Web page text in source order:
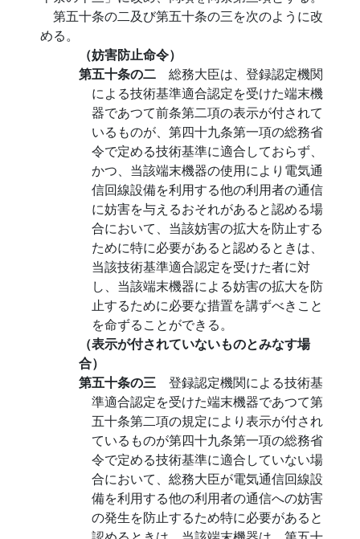
第五十条の二及び第五十条の三を次のように改
める。
（妨害防止命令）
第五十条の二 総務大臣は、登録認定機関
による技術基準適合認定を受けた端末機
器であつて前条第二項の表示が付されて
いるものが、第四十九条第一項の総務省
令で定める技術基準に適合しておらず、
かつ、当該端末機器の使用により電気通
信回線設備を利用する他の利用者の通信
に妨害を与えるおそれがあると認める場
合において、当該妨害の拡大を防止する
ために特に必要があると認めるときは、
当該技術基準適合認定を受けた者に対
し、当該端末機器による妨害の拡大を防
止するために必要な措置を講ずべきこと
を命ずることができる。
（表示が付されていないものとみなす場
合）
第五十条の三 登録認定機関による技術基
準適合認定を受けた端末機器であつて第
五十条第二項の規定により表示が付され
ているものが第四十九条第一項の総務省
令で定める技術基準に適合していない場
合において、総務大臣が電気通信回線設
備を利用する他の利用者の通信への妨害
の発生を防止するため特に必要があると